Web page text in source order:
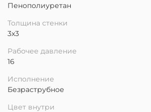
Пенополиуретан
Толщина стенки
3х3
Рабочее давление
16
Исполнение
Безраструбное
Цвет внутри